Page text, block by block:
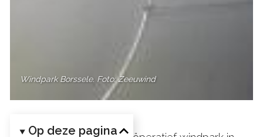
Windpark Borssele. Foto: Zeeuwind
Op deze pagina